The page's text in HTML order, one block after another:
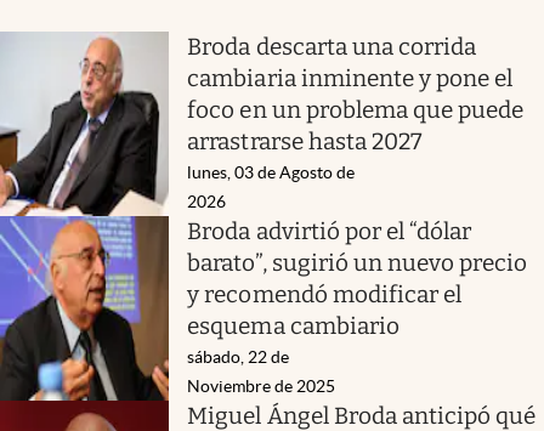
Broda descarta una corrida
cambiaria inminente y pone el
foco en un problema que puede
arrastrarse hasta 2027
lunes, 03 de Agosto de
2026
Broda advirtió por el “dólar
barato”, sugirió un nuevo precio
y recomendó modificar el
esquema cambiario
sábado, 22 de
Noviembre de 2025
Miguel Ángel Broda anticipó qué